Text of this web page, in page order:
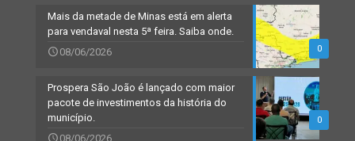
0
Mais da metade de Minas está em alerta
para vendaval nesta 5ª feira. Saiba onde.
08/06/2026
0
Prospera São João é lançado com maior
pacote de investimentos da história do
município.
08/06/2026